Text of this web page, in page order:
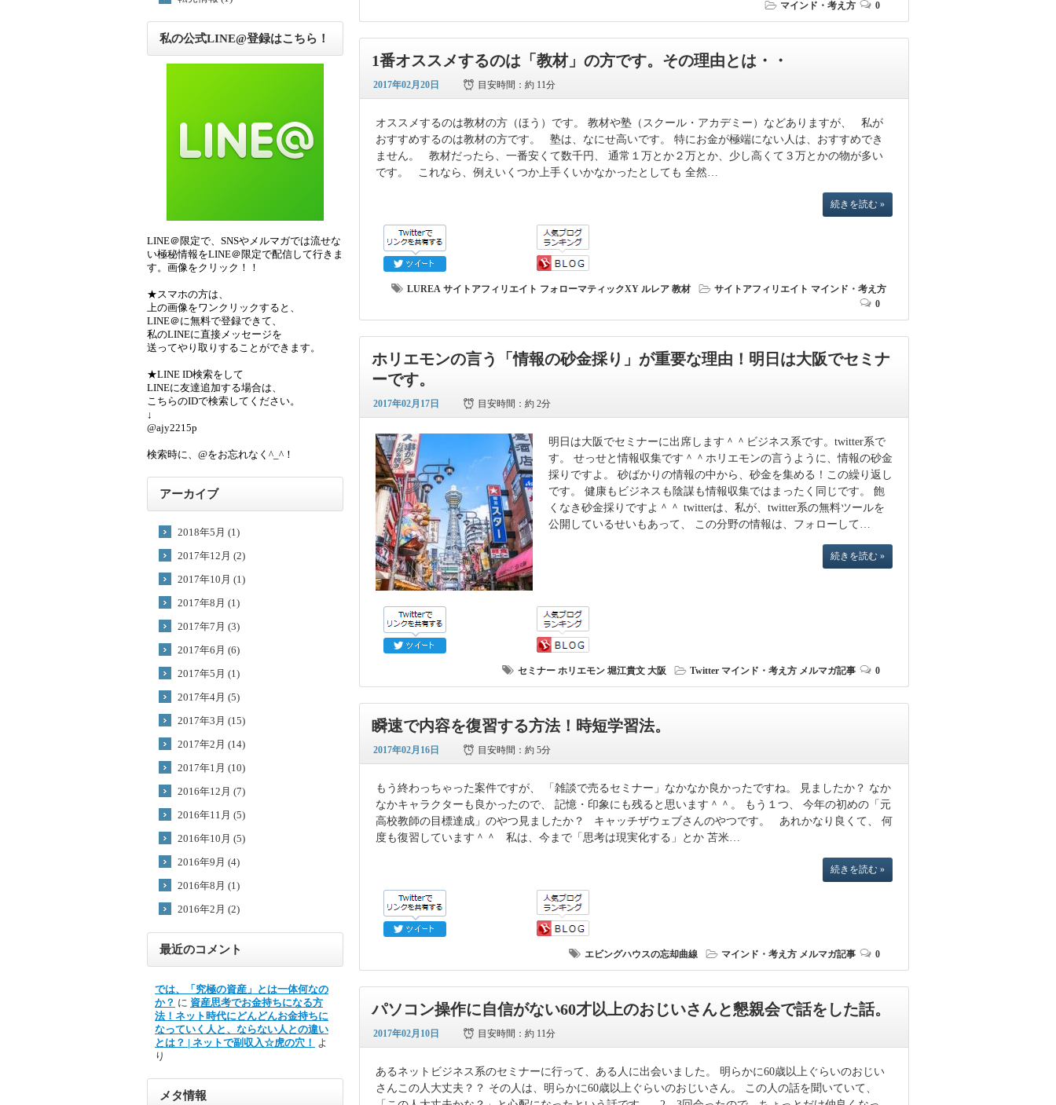
マインド・考え方 0
1番オススメするのは「教材」の方です。その理由とは・・
2017年02月20日 目安時間：約 11分
オススメするのは教材の方（ほう）です。 教材や塾（スクール・アカデミー）などありますが、 私が
おすすめするのは教材の方です。 塾は、なにせ高いです。 特にお金が極端にない人は、おすすめでき
ません。 教材だったら、一番安くて数千円、 通常１万とか２万とか、少し高くて３万とかの物が多い
です。 これなら、例えいくつか上手くいかなかったとしても 全然…
続きを読む »
LUREA サイトアフィリエイト フォローマティックXY ルレア 教材 サイトアフィリエイト マインド・考え方
0
ホリエモンの言う「情報の砂金採り」が重要な理由！明日は大阪でセミナ
ーです。
2017年02月17日 目安時間：約 2分
明日は大阪でセミナーに出席します＾＾ビジネス系です。twitter系で
す。 せっせと情報収集です＾＾ホリエモンの言うように、情報の砂金
採りですよ。 砂ばかりの情報の中から、砂金を集める！この繰り返し
です。 健康もビジネスも陰謀も情報収集ではまったく同じです。 飽
くなき砂金採りですよ＾＾ twitterは、私が、twitter系の無料ツールを
公開しているせいもあって、 この分野の情報は、フォローして…
続きを読む »
セミナー ホリエモン 堀江貴文 大阪 Twitter マインド・考え方 メルマガ記事 0
瞬速で内容を復習する方法！時短学習法。
2017年02月16日 目安時間：約 5分
もう終わっちゃった案件ですが、 「雑談で売るセミナー」なかなか良かったですね。 見ましたか？ なか
なかキャラクターも良かったので、 記憶・印象にも残ると思います＾＾。 もう１つ、 今年の初めの「元
高校教師の目標達成」のやつ見ましたか？ キャッチザウェブさんのやつです。 あれかなり良くて、 何
度も復習しています＾＾ 私は、今まで「思考は現実化する」とか 苫米…
続きを読む »
エビングハウスの忘却曲線 マインド・考え方 メルマガ記事 0
パソコン操作に自信がない60才以上のおじいさんと懇親会で話をした話。
2017年02月10日 目安時間：約 11分
あるネットビジネス系のセミナーに行って、ある人に出会いました。 明らかに60歳以上ぐらいのおじい
さんこの人大丈夫？？ その人は、明らかに60歳以上ぐらいのおじいさん。 この人の話を聞いていて、
私の公式LINE@登録はこちら！
LINE＠限定で、SNSやメルマガでは流せな
い極秘情報をLINE＠限定で配信して行きま
す。画像をクリック！！
★スマホの方は、
上の画像をワンクリックすると、
LINE＠に無料で登録できて、
私のLINEに直接メッセージを
送ってやり取りすることができます。
★LINE ID検索をして
LINEに友達追加する場合は、
こちらのIDで検索してください。
↓
@ajy2215p
検索時に、@をお忘れなく^_^！
アーカイブ
2018年5月 (1)
2017年12月 (2)
2017年10月 (1)
2017年8月 (1)
2017年7月 (3)
2017年6月 (6)
2017年5月 (1)
2017年4月 (5)
2017年3月 (15)
2017年2月 (14)
2017年1月 (10)
2016年12月 (7)
2016年11月 (5)
2016年10月 (5)
2016年9月 (4)
2016年8月 (1)
2016年2月 (2)
最近のコメント
では、「究極の資産」とは一体何なの
か？ に 資産思考でお金持ちになる方
法！ネット時代にどんどんお金持ちに
なっていく人と、ならない人との違い
とは？ | ネットで副収入☆虎の穴！ よ
り
メタ情報